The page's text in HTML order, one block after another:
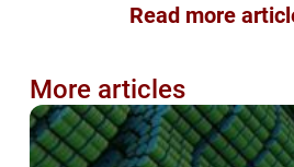
Read more
More articles